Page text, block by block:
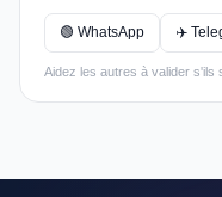
🟢 WhatsApp ✈️
Aidez les autres à valider s'ils